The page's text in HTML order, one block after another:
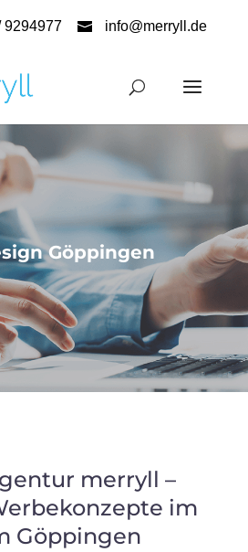
9294977 info@merryll.de
Göppingen
merryll –
im
Göppingen